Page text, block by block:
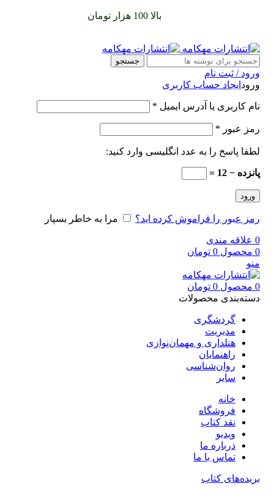
بالا 100 هزار تومان
جستجو
ورود / ثبت نام
ورود ایجاد حساب کاربری
نام کاربری یا آدرس ایمیل *
رمز عبور *
لطفا پاسخ را به عدد انگلیسی وارد کنید:
پانزده − 12 =
ورود
رمز عبور را فراموش کرده اید؟ مرا به خاطر بسپار
0 علاقه مندی
0 محصول 0 تومان
منو
0 محصول 0 تومان
دسته‌بندی محصولات
گردشگری
مدیریت
هتلداری و مهمان‌نوازی
راهنمایان
روان‌شناسی
سایر
خانه
فروشگاه
نقد کتاب
ویدیو
درباره‌ ما
تماس با ما
بریده‌های کتاب